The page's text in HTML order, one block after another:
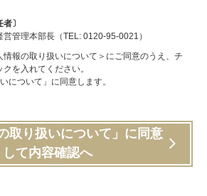
〕
管理本部長（TEL: 0120-95-0021）
報の取り扱いについて＞にご同意のうえ、チ
を入れてください。
について」に同意します。
取り扱いについて」に同意
して内容確認へ